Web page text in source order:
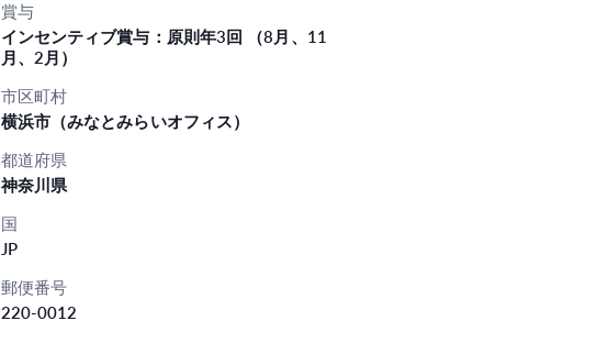
賞与
インセンティブ賞与：原則年3回 （8月、11
月、2月）
市区町村
横浜市（みなとみらいオフィス）
都道府県
神奈川県
国
JP
郵便番号
220-0012